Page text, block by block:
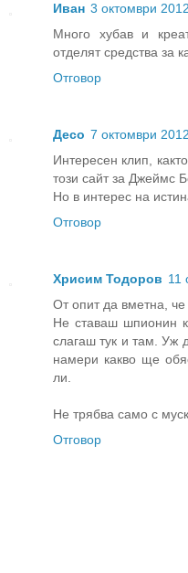
Иван 3 октомври
Много хубав и
отделят средства за
Отговор
Десо 7 октомври
Интересен клип,
този сайт за Джеймс
Но в интерес на
Отговор
Хрисим Тодоров 11
От опит да вметна, че
Не ставаш шпионин
слагаш тук и там. Уж
намери какво ще
ли.
Не трябва само с
Отговор